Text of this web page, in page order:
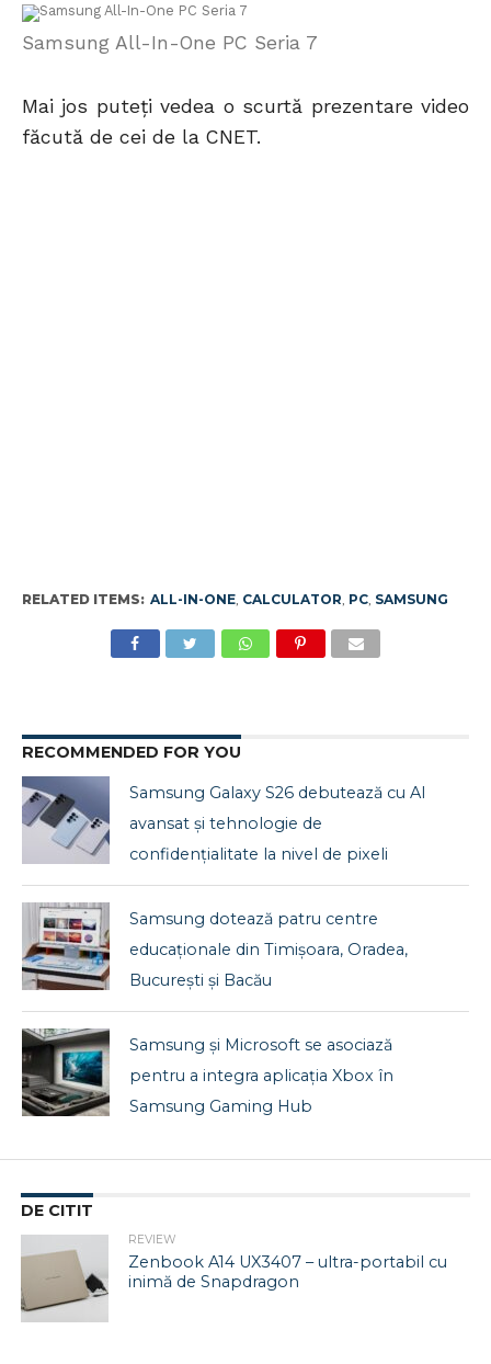
Samsung All-In-One PC Seria 7
Mai jos puteți vedea o scurtă prezentare video
făcută de cei de la CNET.
RELATED ITEMS: ALL-IN-ONE, CALCULATOR PC, SAMSUNG
RECOMMENDED FOR YOU
Samsung Galaxy S26 debutează cu AI
avansat și tehnologie de
confidențialitate la nivel de pixeli
Samsung dotează patru centre
educaționale din Timișoara, Oradea,
București și Bacău
Samsung și Microsoft se asociază
pentru a integra aplicația Xbox în
Samsung Gaming Hub
DE CITIT
REVIEW
Zenbook A14 UX3407 – ultra-portabil cu
inimă de Snapdragon